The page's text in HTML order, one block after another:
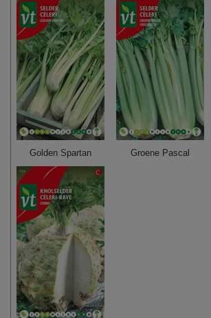
Golden Spartan Groene Pascal